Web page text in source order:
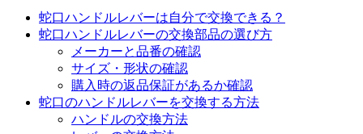
蛇口ハンドルレバーは自分で交換できる？
蛇口ハンドルレバーの交換部品の選び方
メーカーと品番の確認
サイズ・形状の確認
購入時の返品保証があるか確認
蛇口のハンドルレバーを交換する方法
ハンドルの交換方法